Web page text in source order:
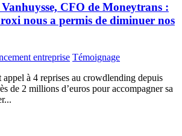
CFO de Moneytrans :
nous a permis de diminuer nos
entreprise Témoignage
à 4 reprises au crowdlending depuis
de 2 millions d’euros pour accompagner sa